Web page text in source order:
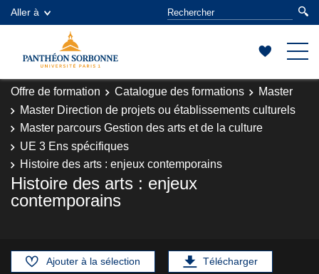
Aller à
Offre de formation Catalogue des formations
Master
Master Direction de projets ou établissements culturels
Master parcours Gestion des arts et de la culture
UE 3 Ens spécifiques
Histoire des arts : enjeux contemporains
Histoire des arts : enjeux
contemporains
Ajouter à la sélection Télécharger